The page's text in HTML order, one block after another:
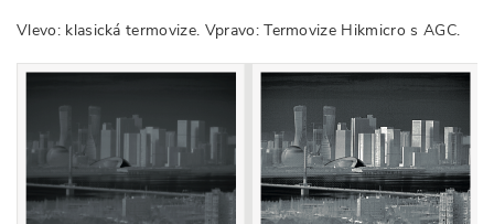
Vlevo: klasická termovize. Vpravo: Termovize Hikmicro s AGC.